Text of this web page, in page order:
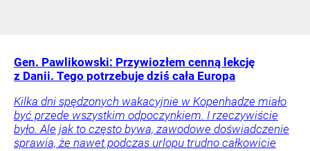
Gen. Pawlikowski: Przywiozłem cenną lekcję
z Danii. Tego potrzebuje dziś cała Europa
Kilka dni spędzonych wakacyjnie w Kopenhadze miało
być przede wszystkim odpoczynkiem. I rzeczywiście
było. Ale jak to często bywa, zawodowe doświadczenie
sprawia, że nawet podczas urlopu trudno całkowicie